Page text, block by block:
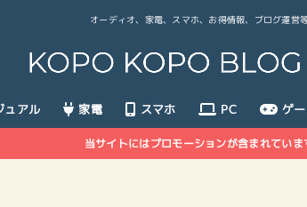
オーディオ、家電、スマホ、お得情報、ブログ運営
ュアル 家電 スマホ PC ゲ
当サイトにはプロモーションが含まれていま